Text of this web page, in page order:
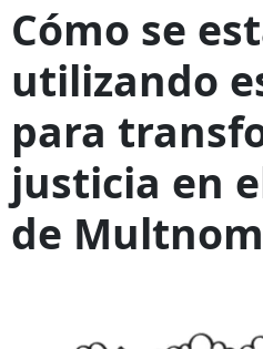
Cómo se
utilizando
para
justicia en
de